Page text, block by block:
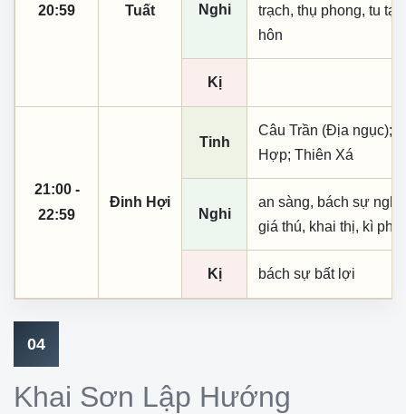
20:59
Tuất
Nghi
trạch, thụ phong, tu
hôn
Kị
21:00 -
22:59
Đinh Hợi
Tinh
Câu Trần (Địa ngục);
Hợp; Thiên Xá
Nghi
an sàng, bách sự
giá thú, khai thị, kì
Kị bách sự bất lợi
04
Khai Sơn Lập Hướng